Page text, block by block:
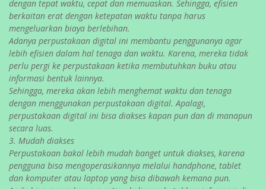
dengan tepat waktu, cepat dan memuaskan. Sehingga, efisien
berkaitan erat dengan ketepatan waktu tanpa harus
mengeluarkan biaya berlebihan.
Adanya perpustakaan digital ini membantu penggunanya agar
lebih efisien dalam hal tenaga dan waktu. Karena, mereka tidak
perlu pergi ke perpustakaan ketika membutuhkan buku atau
informasi bentuk lainnya.
Sehingga, mereka akan lebih menghemat waktu dan tenaga
dengan menggunakan perpustakaan digital. Apalagi,
perpustakaan digital ini bisa diakses kapan pun dan di manapun
secara luas.
3. Mudah diakses
Perpustakaan bakal lebih mudah banget untuk diakses, karena
pengguna bisa mengoperasikannya melalui handphone, tablet
dan komputer atau laptop yang bisa dibawah kemana pun.